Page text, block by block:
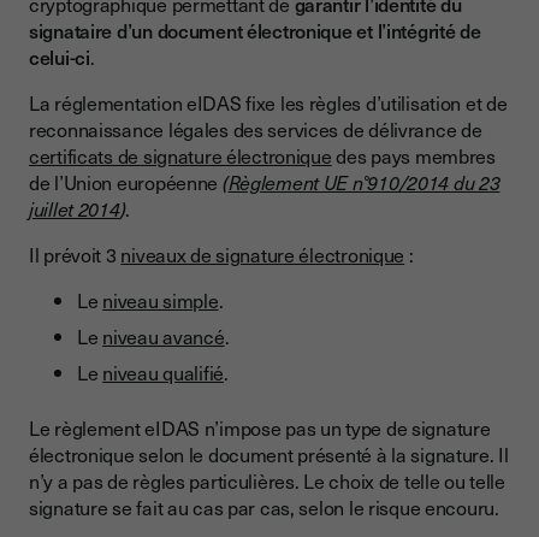
signataire d’un document électronique et l’intégrité de
celui-ci.
La réglementation eIDAS fixe les règles d’utilisation et de
reconnaissance légales des services de délivrance de
certificats de signature électroniquedes pays membres
de l’Union européenne (Règlement UE n°910/2014 du 23
juillet 2014).
Il prévoit 3 niveaux de signature électronique :
Le niveau simple.
Le niveau avancé.
Le niveau qualifié.
Le règlement eIDAS n’impose pas un type de signature
électronique selon le document présenté à la signature. Il
n’y a pas de règles particulières. Le choix de telle ou telle
signature se fait au cas par cas, selon le risque encouru.